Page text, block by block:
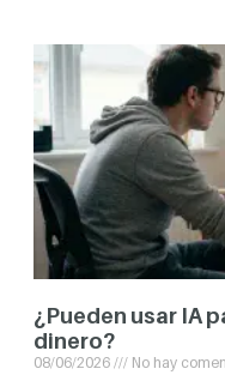
¿Pueden usar IA
dinero?
08/06/2026 No hay